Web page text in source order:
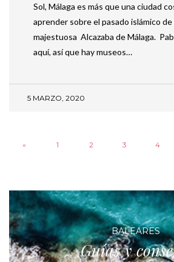
Sol, Málaga es más que una ciudad
aprender sobre el pasado islámico de
majestuosa Alcazaba de Málaga.
aquí, así que hay museos…
5 MARZO, 2020
« 1 2 3 4
BALEARES
Guías y